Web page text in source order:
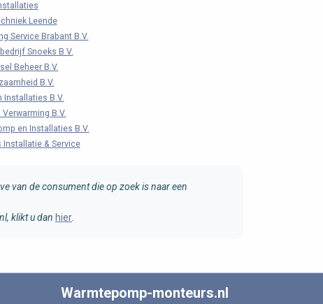
Leende
Service Brabant B.V.
Snoeks B.V.
Beheer B.V.
B.V.
Installaties B.V.
B.V.
en Installaties B.V.
& Service
van de consument die op zoek is naar een
klikt u dan hier
Warmtepomp-monteurs.nl